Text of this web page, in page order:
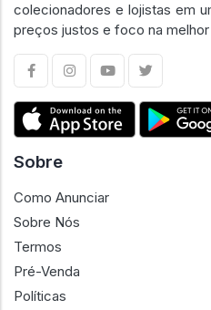
colecionadores e lojistas em
preços justos e foco na
Sobre
Como Anunciar
Sobre Nós
Termos
Pré-Venda
Políticas